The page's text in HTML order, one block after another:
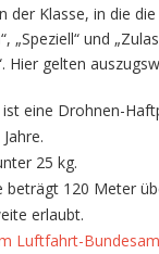
der Klasse, in die
„Speziell“ und
Hier gelten
eine Drohnen-
25 kg.
beträgt 120 Meter
erlaubt.
Luftfahrt-